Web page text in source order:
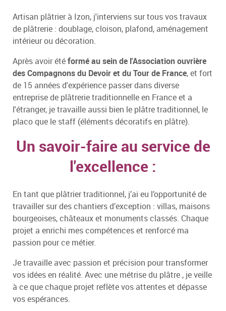
Artisan plâtrier à Izon, j'interviens sur tous vos travaux
de plâtrerie : doublage, cloison, plafond, aménagement
intérieur ou décoration.
Après avoir été formé au sein de l'Association ouvrière
des Compagnons du Devoir et du Tour de France, et fort
de 15 années d'expérience passer dans diverse
entreprise de plâtrerie traditionnelle en France et a
l'étranger, je travaille aussi bien le plâtre traditionnel, le
placo que le staff (éléments décoratifs en plâtre).
Un savoir-faire au service de
l'excellence :
En tant que plâtrier traditionnel, j’ai eu l’opportunité de
travailler sur des chantiers d’exception : villas, maisons
bourgeoises, châteaux et monuments classés. Chaque
projet a enrichi mes compétences et renforcé ma
passion pour ce métier.
Je travaille avec passion et précision pour transformer
vos idées en réalité. Avec une métrise du plâtre , je veille
à ce que chaque projet reflète vos attentes et dépasse
vos espérances.